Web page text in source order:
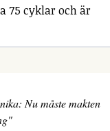
75 cyklar och är
Nu måste makten